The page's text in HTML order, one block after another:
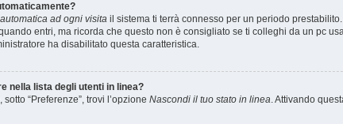
ad ogni visita il sistema ti terrà connesso per un periodo
entri, ma ricorda che questo non è consigliato se ti colleghi da un pc
ha disabilitato questa caratteristica.
nella lista degli utenti in linea?
“Preferenze”, trovi l’opzioneNascondi il tuo stato in linea. Attivando